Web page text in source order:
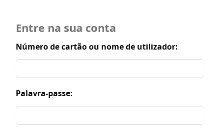
Entre na sua conta
Número de cartão ou nome de utilizador:
Palavra-passe: